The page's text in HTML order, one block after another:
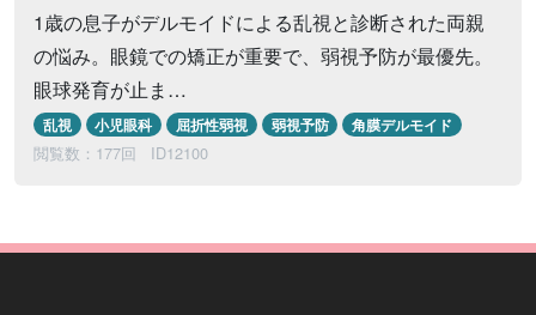
1歳の息子がデルモイドによる乱視と診断された両親
の悩み。眼鏡での矯正が重要で、弱視予防が最優先。
眼球発育が止ま…
乱視 小児眼科 屈折性弱視 弱視予防 角膜デルモイド
閲覧数：177回 ID12100